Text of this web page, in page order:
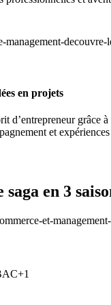
en projets
d’entrepreneur grâce
et
en 3